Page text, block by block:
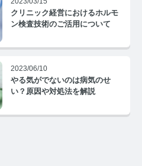
クリニック経営におけるホルモ
ン検査技術のご活用について
2023/06/10
やる気がでないのは病気のせ
い？原因や対処法を解説